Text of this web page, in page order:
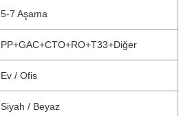
5-7 Aşama
PP+GAC+CTO+RO+T33+Diğer
Ev / Ofis
Siyah / Beyaz